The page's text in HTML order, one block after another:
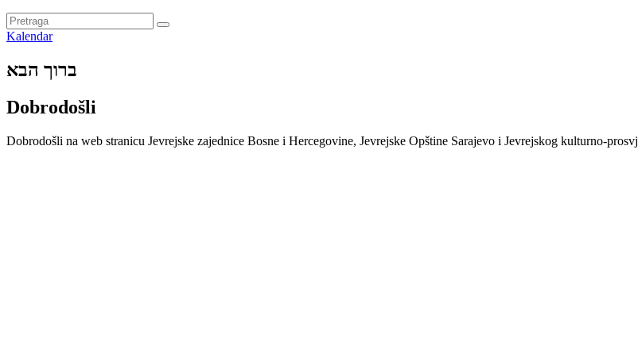
Kalendar
ברוך הבא
Dobrodošli
Dobrodošli na web stranicu Jevrejske zajednice Bosne i Hercegovine, Jevrejske Opštine Sarajevo i Jevrejskog kulturno-